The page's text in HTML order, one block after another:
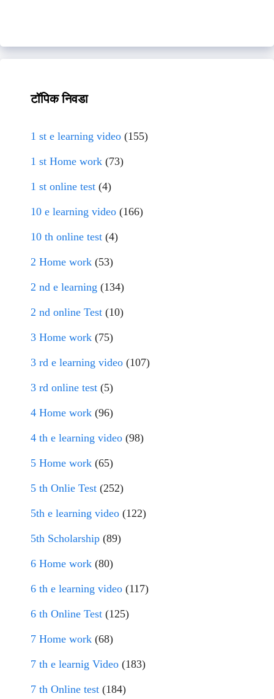
टॉपिक निवडा
1 st e learning video (155)
1 st Home work (73)
1 st online test (4)
10 e learning video (166)
10 th online test (4)
2 Home work (53)
2 nd e learning (134)
2 nd online Test (10)
3 Home work (75)
3 rd e learning video (107)
3 rd online test (5)
4 Home work (96)
4 th e learning video (98)
5 Home work (65)
5 th Onlie Test (252)
5th e learning video (122)
5th Scholarship (89)
6 Home work (80)
6 th e learning video (117)
6 th Online Test (125)
7 Home work (68)
7 th e learnig Video (183)
7 th Online test (184)